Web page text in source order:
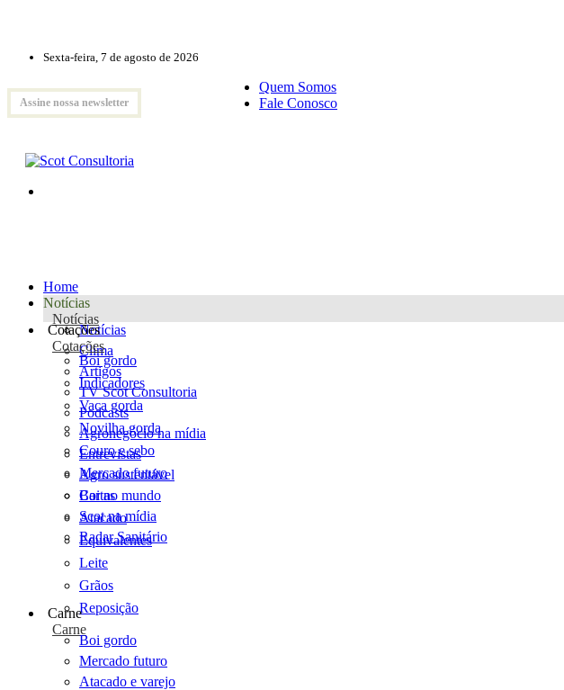
Sexta-feira, 7 de agosto de 2026
Assine nossa newsletter
Quem Somos
Fale Conosco
Home
Notícias
Notícias
Notícias
Clima
Artigos
TV Scot Consultoria
Podcasts
Agronegócio na mídia
Entrevistas
Agro sustentável
Cartas
Scot na mídia
Radar Sanitário
Cotações
Cotações
Boi gordo
Indicadores
Vaca gorda
Novilha gorda
Couro e sebo
Mercado futuro
Boi no mundo
Atacado
Equivalentes
Leite
Grãos
Reposição
Carne
Carne
Boi gordo
Mercado futuro
Atacado e varejo